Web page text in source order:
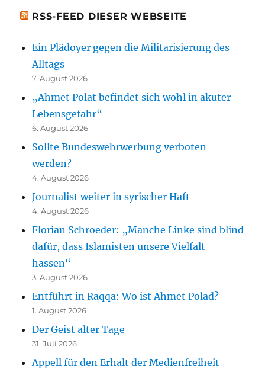
RSS-FEED DIESER WEBSEITE
Ein Plädoyer gegen die Militarisierung des
Alltags
7. August 2026
„Ahmet Polat befindet sich wohl in akuter
Lebensgefahr“
6. August 2026
Sollte Bundeswehrwerbung verboten
werden?
4. August 2026
Journalist weiter in syrischer Haft
4. August 2026
Florian Schroeder: „Manche Linke sind blind
dafür, dass Islamisten unsere Vielfalt
hassen“
3. August 2026
Entführt in Raqqa: Wo ist Ahmet Polad?
1. August 2026
Der Geist alter Tage
31. Juli 2026
Appell für den Erhalt der Medienfreiheit